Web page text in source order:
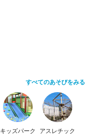
すべてのあそびをみる
キッズパーク アスレチック